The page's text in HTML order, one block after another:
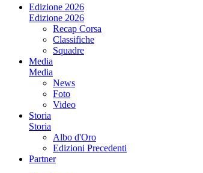
Edizione 2026
Edizione 2026
Recap Corsa
Classifiche
Squadre
Media
Media
News
Foto
Video
Storia
Storia
Albo d'Oro
Edizioni Precedenti
Partner